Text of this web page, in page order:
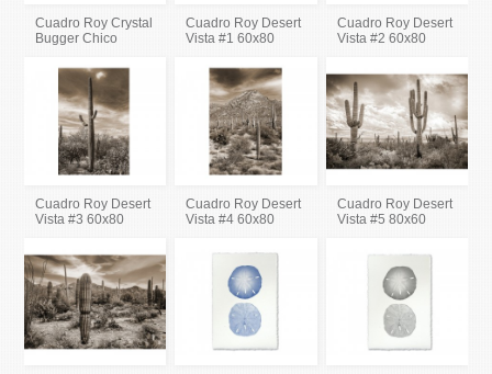
Cuadro Roy Crystal
Bugger Chico
Cuadro Roy Desert
Vista #1 60x80
Cuadro Roy Desert
Vista #2 60x80
Cuadro Roy Desert
Vista #3 60x80
Cuadro Roy Desert
Vista #4 60x80
Cuadro Roy Desert
Vista #5 80x60